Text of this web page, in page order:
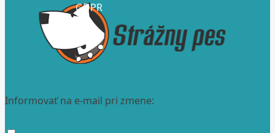
GDPR
Informovať na e-mail pri zmene: